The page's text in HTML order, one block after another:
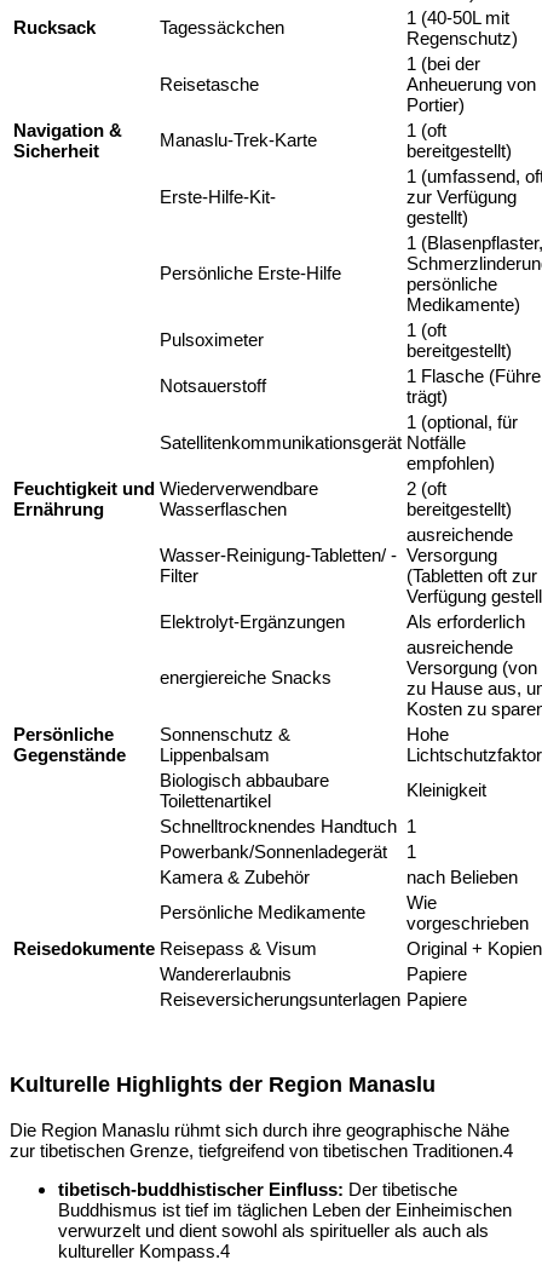
Rucksack
Tagessäckchen
1 (40-50L mit
Regenschutz)
Reisetasche
1 (bei der
Anheuerung von
Portier)
Navigation &
Sicherheit
Manaslu-Trek-Karte
1 (oft
bereitgestellt)
Erste-Hilfe-Kit-
1 (umfassend,
zur Verfügung
gestellt)
Persönliche Erste-Hilfe
1 (Blasenpflaster,
persönliche
Medikamente)
Pulsoximeter
1 (oft
bereitgestellt)
Notsauerstoff
1 Flasche
trägt)
Satellitenkommunikationsgerät
1 (optional, für
Notfälle
empfohlen)
Feuchtigkeit und
Ernährung
Wiederverwendbare
Wasserflaschen
2 (oft
bereitgestellt)
Wasser-Reinigung-Tabletten/ -
Filter
ausreichende
Versorgung
(Tabletten oft zur
Verfügung
Elektrolyt-Ergänzungen
Als erforderlich
energiereiche Snacks
ausreichende
Versorgung (von
zu Hause aus,
Kosten zu
Persönliche
Gegenstände
Sonnenschutz &
Lippenbalsam
Hohe
Lichtschutzfaktor
Biologisch abbaubare
Toilettenartikel
Kleinigkeit
Schnelltrocknendes Handtuch 1
Powerbank/Sonnenladegerät
1
Kamera & Zubehör
nach Belieben
Persönliche Medikamente
Wie
vorgeschrieben
Reisedokumente Reisepass & Visum
Original + Kopien
Wandererlaubnis
Papiere
Reiseversicherungsunterlagen Papiere
Kulturelle Highlights der Region Manaslu
Die Region Manaslu rühmt sich durch ihre geographische Nähe
zur tibetischen Grenze, tiefgreifend von tibetischen Traditionen.4
tibetisch-buddhistischer Einfluss: Der tibetische
Buddhismus ist tief im täglichen Leben der Einheimischen
verwurzelt und dient sowohl als spiritueller als auch als
kultureller Kompass.4